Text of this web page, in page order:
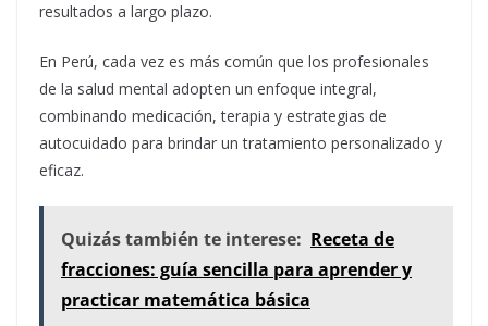
resultados a largo plazo.
En Perú, cada vez es más común que los profesionales
de la salud mental adopten un enfoque integral,
combinando medicación, terapia y estrategias de
autocuidado para brindar un tratamiento personalizado y
eficaz.
Quizás también te interese: Receta de
fracciones: guía sencilla para aprender y
practicar matemática básica